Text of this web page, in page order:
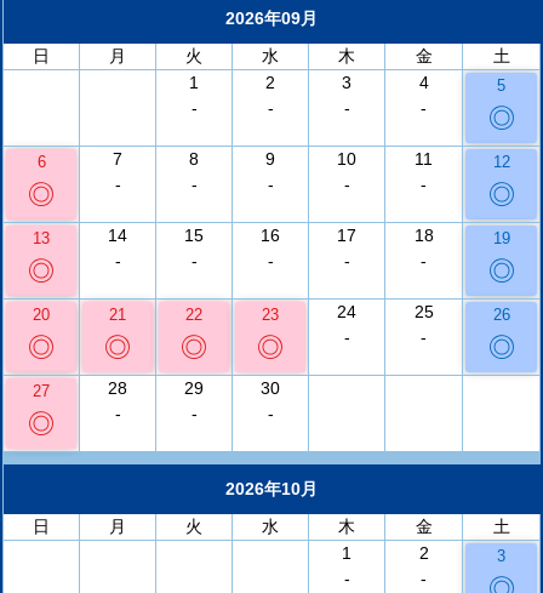
2026年09月
日
月 火 水 木 金
土
1
-
2
-
3
-
4
-
5
◎
6
◎
7
-
8
-
9
-
10
-
11
-
12
◎
13
◎
14
-
15
-
16
-
17
-
18
-
19
◎
20
◎
21
◎
22
◎
23
◎
24
-
25
-
26
◎
27
◎
28
-
29
-
30
-
2026年10月
日
月 火 水 木 金
土
1
-
2
-
3